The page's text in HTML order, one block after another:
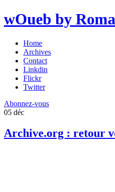
wOueb by
Home
Archives
Contact
Linkdin
Flickr
Twitter
Abonnez-vous
05 déc
Archive.org : retour